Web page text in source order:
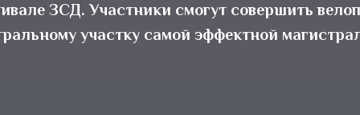
ЗСД. Участники смогут совершить
участку самой эффектной